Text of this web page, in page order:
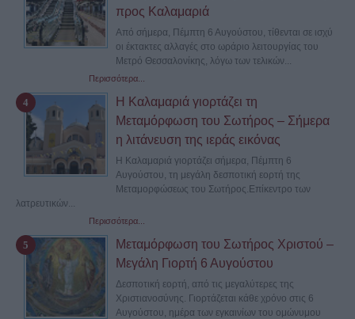
προς Καλαμαριά
Από σήμερα, Πέμπτη 6 Αυγούστου, τίθενται σε ισχύ
οι έκτακτες αλλαγές στο ωράριο λειτουργίας του
Μετρό Θεσσαλονίκης, λόγω των τελικών...
Περισσότερα...
Η Καλαμαριά γιορτάζει τη
Μεταμόρφωση του Σωτήρος – Σήμερα
η λιτάνευση της ιεράς εικόνας
Η Καλαμαριά γιορτάζει σήμερα, Πέμπτη 6
Αυγούστου, τη μεγάλη δεσποτική εορτή της
Μεταμορφώσεως του Σωτήρος.Επίκεντρο των
λατρευτικών...
Περισσότερα...
Μεταμόρφωση του Σωτήρος Χριστού –
Μεγάλη Γιορτή 6 Αυγούστου
Δεσποτική εορτή, από τις μεγαλύτερες της
Χριστιανοσύνης. Γιορτάζεται κάθε χρόνο στις 6
Αυγούστου, ημέρα των εγκαινίων του ομώνυμου